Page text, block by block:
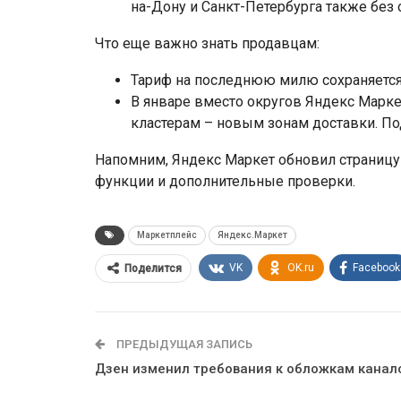
на-Дону и Санкт-Петербурга также без
Что еще важно знать продавцам:
Тариф на последнюю милю
В январе вместо округов Яндекс
кластерам – новым зонам доставки.
Напомним, Яндекс Маркет обновил
функции и дополнительные проверки.
Маркетплейс Яндекс.Маркет
Поделится VK OK.ru Facebook
ПРЕДЫДУЩАЯ ЗАПИСЬ
Дзен изменил требования к обложкам